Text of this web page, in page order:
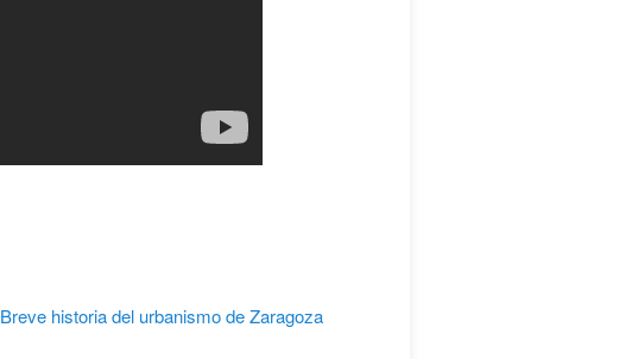
Breve historia del urbanismo de Zaragoza